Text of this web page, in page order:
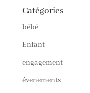
Catégories
bébé
Enfant
engagement
évenements